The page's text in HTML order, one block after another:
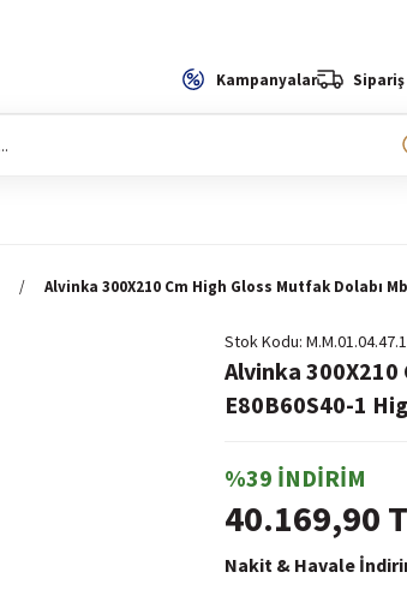
Kampanyalar
Alvinka 300X210 Cm High Gloss Mutfak Dolabı
Stok Kodu
Alvinka 300X210
E80B60S40-1
%39 İNDİRİM
40.169,90
Nakit & Havale